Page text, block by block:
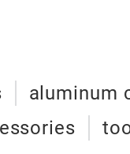
aluminum